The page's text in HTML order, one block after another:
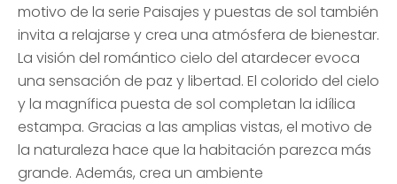
motivo de la serie Paisajes y puestas de sol también
invita a relajarse y crea una atmósfera de bienestar.
La visión del romántico cielo del atardecer evoca
una sensación de paz y libertad. El colorido del cielo
y la magnífica puesta de sol completan la idílica
estampa. Gracias a las amplias vistas, el motivo de
la naturaleza hace que la habitación parezca más
grande. Además, crea un ambiente